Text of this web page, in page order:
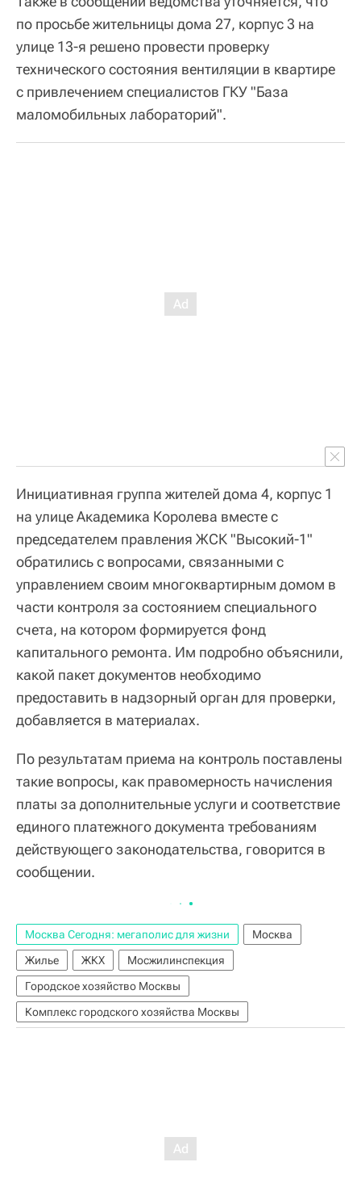
по просьбе жительницы дома 27, корпус 3 на
улице 13-я решено провести проверку
технического состояния вентиляции в квартире
с привлечением специалистов ГКУ "База
маломобильных лабораторий".
Инициативная группа жителей дома 4, корпус 1
на улице Академика Королева вместе с
председателем правления ЖСК "Высокий-1"
обратились с вопросами, связанными с
управлением своим многоквартирным домом в
части контроля за состоянием специального
счета, на котором формируется фонд
капитального ремонта. Им подробно объяснили,
какой пакет документов необходимо
предоставить в надзорный орган для проверки,
добавляется в материалах.
По результатам приема на контроль поставлены
такие вопросы, как правомерность начисления
платы за дополнительные услуги и соответствие
единого платежного документа требованиям
действующего законодательства, говорится в
сообщении.
Москва Сегодня: мегаполис для жизни
Москва
Жилье
ЖКХ
Мосжилинспекция
Городское хозяйство Москвы
Комплекс городского хозяйства Москвы